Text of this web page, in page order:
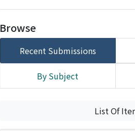
Browse
Recent Submissions
By Subject
List Of